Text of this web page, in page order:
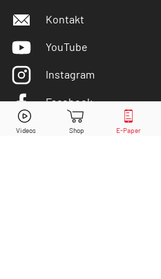
easyJet Aktie jetzt handeln?
Kontakt
YouTube
Instagram
Facebook
Twitter